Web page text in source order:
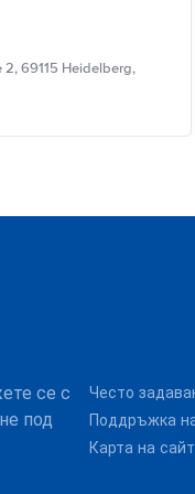
2, 69115 Heidelberg,
се с
под
Често
Поддръжка
Карта на